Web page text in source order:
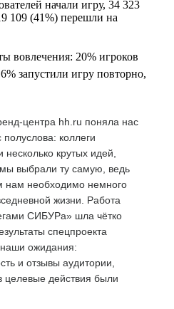
вовлечения: 20% игроков
запустили игру повторно,
центра hh.ru поняла нас
полуслова: коллеги
крутых идей,
выбрали ту самую, ведь
нам необходимо немного
жизни. Работа
СИБУРа» шла чётко
спецпроекта
ожидания:
и отзывы аудитории,
целевые действия были